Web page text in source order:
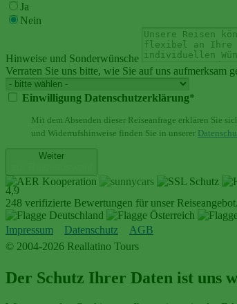
Ja
Nein
Hinweise und Sonderwünsche
Verraten Sie uns bitte, wie Sie auf uns aufmerksam
Einwilligung Datenschutzerklärung*
Mit dem Absenden dieser Reiseanfrage erklären Sie
und Widerrufshinweise finden Sie in unserer
Weiter
4,9
248 verifizierte Bewertungen für unser Reiseangebot.
Impressum Datenschutz
AGB
© 2004-2026 Reallatino Tours
Der Schutz Ihrer Daten ist uns